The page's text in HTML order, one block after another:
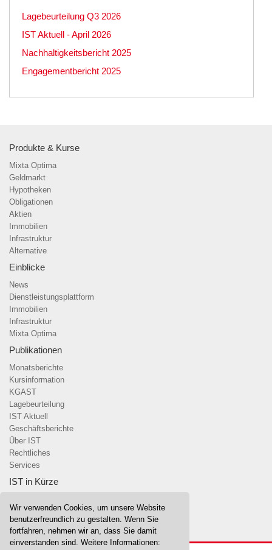
Wir verwenden Cookies, um unsere Website
benutzerfreundlich zu gestalten. Wenn Sie
fortfahren, nehmen wir an, dass Sie damit
einverstanden sind. Weitere Informationen:
Lagebeurteilung Q3 2026
IST Aktuell - April 2026
Nachhaltigkeitsbericht 2025
Engagementbericht 2025
Produkte & Kurse
Mixta Optima
Geldmarkt
Hypotheken
Obligationen
Aktien
Immobilien
Infrastruktur
Alternative
Einblicke
News
Dienstleistungsplattform
Immobilien
Infrastruktur
Mixta Optima
Publikationen
Monatsberichte
Kursinformation
KGAST
Lagebeurteilung
IST Aktuell
Geschäftsberichte
Über IST
Rechtliches
Services
IST in Kürze
Team
Stiftungsrat & Anlagekomitees